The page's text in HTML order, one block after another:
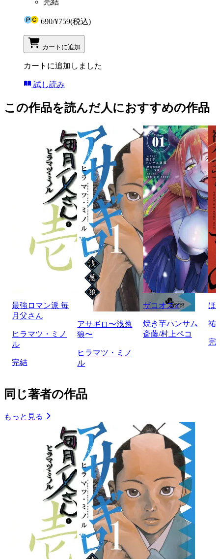
完結
690/¥759(税込)
カートに追加
カートに追加しました
試し読み
この作品を読んだ人におすすめの作品
最強ロマン派 毎
月父さん
ヒラマツ・ミノ
ル
完結
アサギロ〜浅葱
狼〜
ヒラマツ・ミノ
ル
ザコオス♂
焼き芋ハンサム
斎藤/村上ペコ
ほ
祐
完
同じ著者の作品
もっと見る